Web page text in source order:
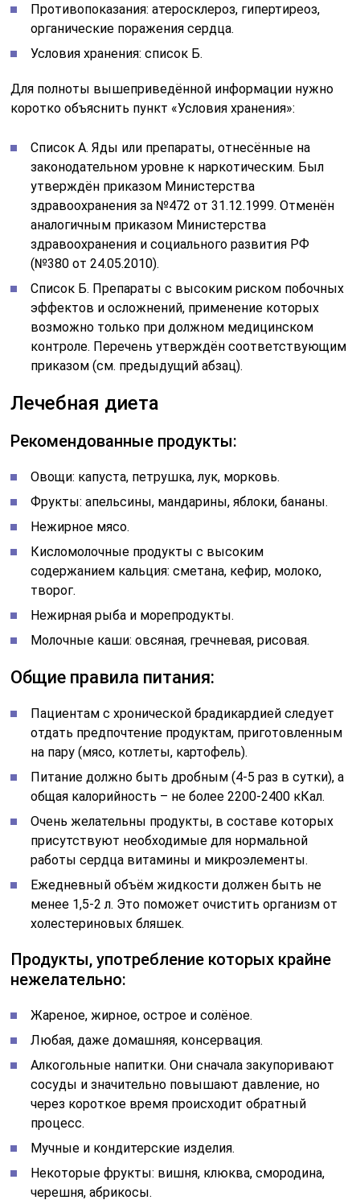
Противопоказания: атеросклероз, гипертиреоз,
органические поражения сердца.
Условия хранения: список Б.
Для полноты вышеприведённой информации нужно
коротко объяснить пункт «Условия хранения»:
Список А. Яды или препараты, отнесённые на
законодательном уровне к наркотическим. Был
утверждён приказом Министерства
здравоохранения за №472 от 31.12.1999. Отменён
аналогичным приказом Министерства
здравоохранения и социального развития РФ
(№380 от 24.05.2010).
Список Б. Препараты с высоким риском побочных
эффектов и осложнений, применение которых
возможно только при должном медицинском
контроле. Перечень утверждён соответствующим
приказом (см. предыдущий абзац).
Лечебная диета
Рекомендованные продукты:
Овощи: капуста, петрушка, лук, морковь.
Фрукты: апельсины, мандарины, яблоки, бананы.
Нежирное мясо.
Кисломолочные продукты с высоким
содержанием кальция: сметана, кефир, молоко,
творог.
Нежирная рыба и морепродукты.
Молочные каши: овсяная, гречневая, рисовая.
Общие правила питания:
Пациентам с хронической брадикардией следует
отдать предпочтение продуктам, приготовленным
на пару (мясо, котлеты, картофель).
Питание должно быть дробным (4-5 раз в сутки), а
общая калорийность – не более 2200-2400 кКал.
Очень желательны продукты, в составе которых
присутствуют необходимые для нормальной
работы сердца витамины и микроэлементы.
Ежедневный объём жидкости должен быть не
менее 1,5-2 л. Это поможет очистить организм от
холестериновых бляшек.
Продукты, употребление которых крайне
нежелательно:
Жареное, жирное, острое и солёное.
Любая, даже домашняя, консервация.
Алкогольные напитки. Они сначала закупоривают
сосуды и значительно повышают давление, но
через короткое время происходит обратный
процесс.
Мучные и кондитерские изделия.
Некоторые фрукты: вишня, клюква, смородина,
черешня, абрикосы.